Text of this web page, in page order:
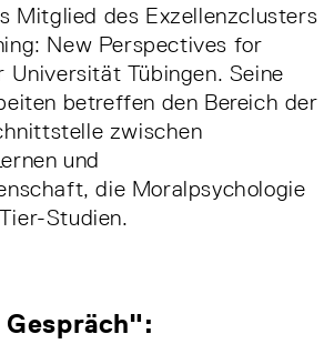
Mitglied des Exzellenzclusters
New Perspectives for
Universität Tübingen. Seine
betreffen den Bereich der
zwischen
und
die Moralpsychologie
Studien.